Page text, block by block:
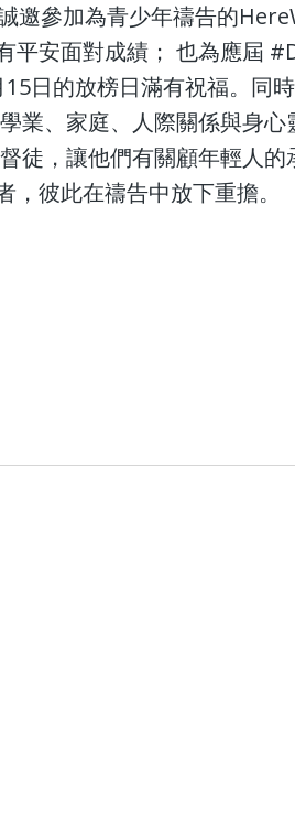
邀參加為青少年禱告的
平安面對成績； 也為應屆
日的放榜日滿有祝福。同
業、家庭、人際關係與身心
徒，讓他們有關顧年輕人的
彼此在禱告中放下重擔。